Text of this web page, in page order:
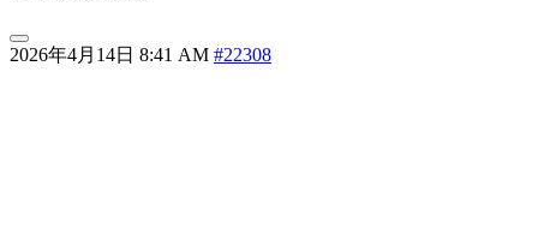
2026年4月14日 8:41 AM #22308